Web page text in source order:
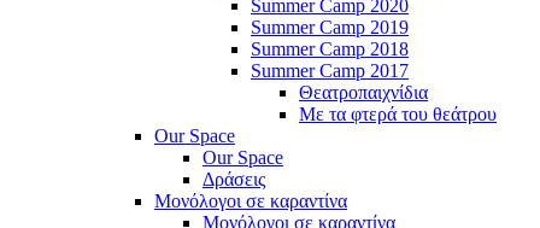
Summer Camp 2020
Summer Camp 2019
Summer Camp 2018
Summer Camp 2017
Θεατροπαιχνίδια
Με τα φτερά του θεάτρου
Our Space
Our Space
Δράσεις
Μονόλογοι σε καραντίνα
Μονόλογοι σε καραντίνα